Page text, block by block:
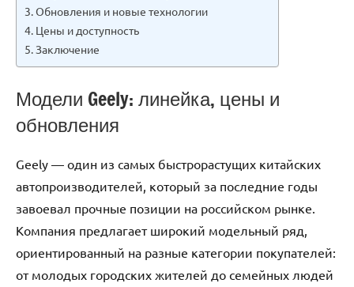
Обновления и новые технологии
Цены и доступность
Заключение
Модели Geely: линейка, цены и
обновления
Geely — один из самых быстрорастущих китайских
автопроизводителей, который за последние годы
завоевал прочные позиции на российском рынке.
Компания предлагает широкий модельный ряд,
ориентированный на разные категории покупателей:
от молодых городских жителей до семейных людей